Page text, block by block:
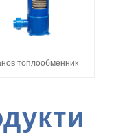
топлообменник